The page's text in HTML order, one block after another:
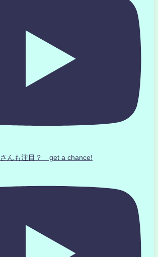
んも注目？ get a chance!